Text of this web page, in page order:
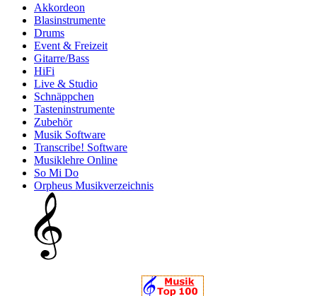
Akkordeon
Blasinstrumente
Drums
Event & Freizeit
Gitarre/Bass
HiFi
Live & Studio
Schnäppchen
Tasteninstrumente
Zubehör
Musik Software
Transcribe! Software
Musiklehre Online
So Mi Do
Orpheus Musikverzeichnis